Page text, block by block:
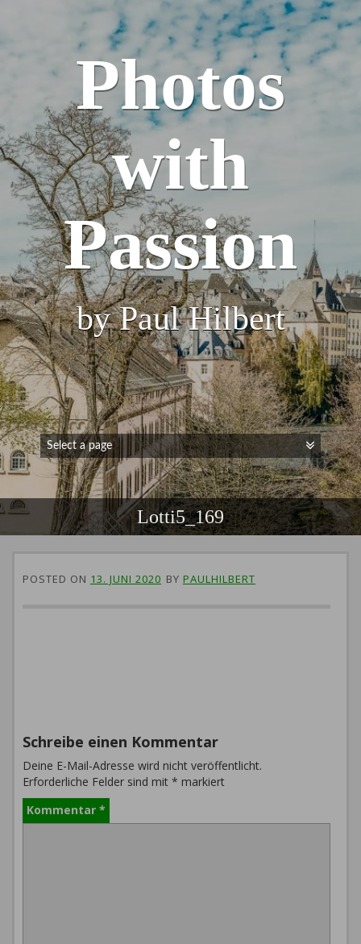
Photos
with
Passion
by Paul Hilbert
Lotti5_169
POSTED ON 13. JUNI 2020 BY PAULHILBERT
Schreibe einen Kommentar
Deine E-Mail-Adresse wird nicht veröffentlicht.
Erforderliche Felder sind mit * markiert
Kommentar *